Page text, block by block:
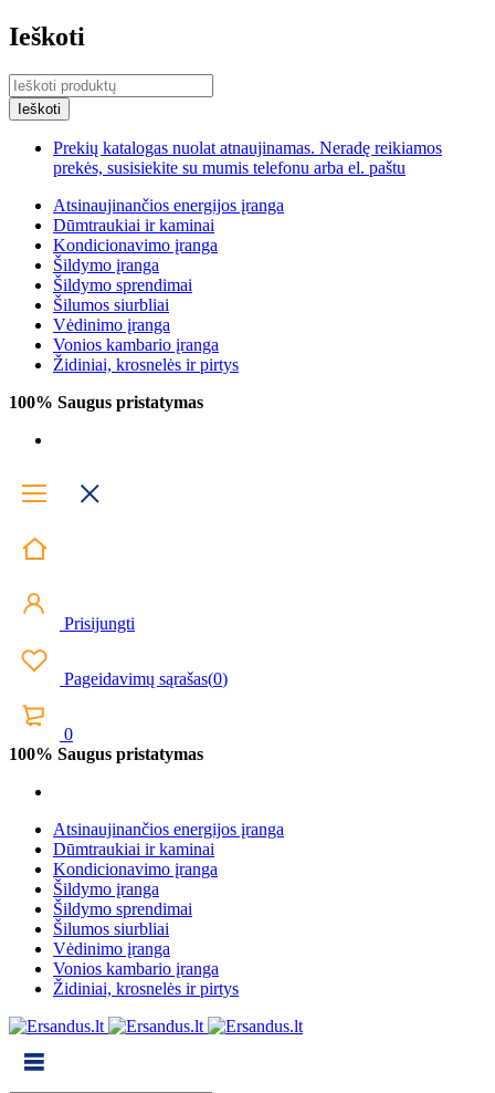
Ieškoti
Prekių katalogas nuolat atnaujinamas. Neradę reikiamos
prekės, susisiekite su mumis telefonu arba el. paštu
Atsinaujinančios energijos įranga
Dūmtraukiai ir kaminai
Kondicionavimo įranga
Šildymo įranga
Šildymo sprendimai
Šilumos siurbliai
Vėdinimo įranga
Vonios kambario įranga
Židiniai, krosnelės ir pirtys
100% Saugus pristatymas
Prisijungti
Pageidavimų sąrašas(0)
0
100% Saugus pristatymas
Atsinaujinančios energijos įranga
Dūmtraukiai ir kaminai
Kondicionavimo įranga
Šildymo įranga
Šildymo sprendimai
Šilumos siurbliai
Vėdinimo įranga
Vonios kambario įranga
Židiniai, krosnelės ir pirtys